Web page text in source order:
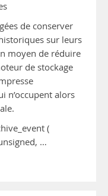
de conserver
sur leurs
moyen de réduire
de stockage
n’occupent alors
(
…